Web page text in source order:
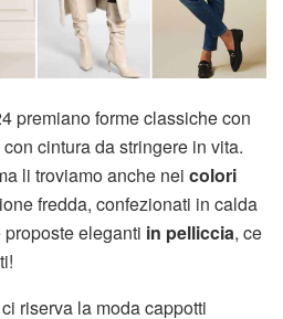
premiano forme classiche con
cintura da stringere in vita.
li troviamo anche nei colori
fredda, confezionati in calda
eleganti in pelliccia, ce
riserva la moda cappotti